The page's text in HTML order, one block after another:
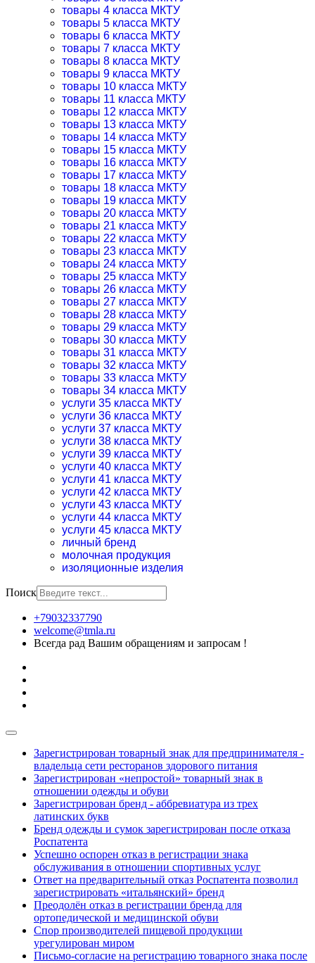
товары 4 класса МКТУ
товары 5 класса МКТУ
товары 6 класса МКТУ
товары 7 класса МКТУ
товары 8 класса МКТУ
товары 9 класса МКТУ
товары 10 класса МКТУ
товары 11 класса МКТУ
товары 12 класса МКТУ
товары 13 класса МКТУ
товары 14 класса МКТУ
товары 15 класса МКТУ
товары 16 класса МКТУ
товары 17 класса МКТУ
товары 18 класса МКТУ
товары 19 класса МКТУ
товары 20 класса МКТУ
товары 21 класса МКТУ
товары 22 класса МКТУ
товары 23 класса МКТУ
товары 24 класса МКТУ
товары 25 класса МКТУ
товары 26 класса МКТУ
товары 27 класса МКТУ
товары 28 класса МКТУ
товары 29 класса МКТУ
товары 30 класса МКТУ
товары 31 класса МКТУ
товары 32 класса МКТУ
товары 33 класса МКТУ
товары 34 класса МКТУ
услуги 35 класса МКТУ
услуги 36 класса МКТУ
услуги 37 класса МКТУ
услуги 38 класса МКТУ
услуги 39 класса МКТУ
услуги 40 класса МКТУ
услуги 41 класса МКТУ
услуги 42 класса МКТУ
услуги 43 класса МКТУ
услуги 44 класса МКТУ
услуги 45 класса МКТУ
личный бренд
молочная продукция
изоляционные изделия
Поиск
+79032337790
welcome@tmla.ru
Всегда рад Вашим обращениям и запросам !
Зарегистрирован товарный знак для предпринимателя -
владельца сети ресторанов здорового питания
Зарегистрирован «непростой» товарный знак в
отношении одежды и обуви
Зарегистрирован бренд - аббревиатура из трех
латинских букв
Бренд одежды и сумок зарегистрирован после отказа
Роспатента
Успешно оспорен отказ в регистрации знака
обслуживания в отношении спортивных услуг
Ответ на предварительный отказ Роспатента позволил
зарегистрировать «итальянский» бренд
Преодолён отказ в регистрации бренда для
ортопедической и медицинской обуви
Спор производителей пищевой продукции
урегулирован миром
Письмо-согласие на регистрацию товарного знака после